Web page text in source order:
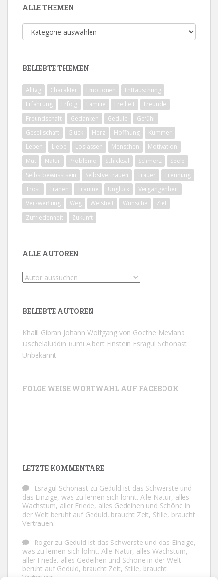
ALLE THEMEN
Alle
Themen
BELIEBTE THEMEN
Alltag Charakter Emotionen
Enttäuschung
Erfahrung
Erfolg Familie Freiheit
Freunde
Freundschaft
Gedanken Geduld
Gefühl
Gesellschaft
Glück Herz Hoffnung
Kummer
Leben
Liebe Loslassen Menschen
Motivation
Mut
Natur Probleme Schicksal Schmerz
Seele
Selbstbewusstsein
Selbstvertrauen Trauer
Trennung
Trost
Tränen Träume Unglück
Vergangenheit
Verzweiflung
Weg Weisheit Wünsche
Ziel
Zufriedenheit
Zukunft
ALLE AUTOREN
BELIEBTE AUTOREN
Khalil Gibran Johann Wolfgang von Goethe Mevlana
Dschelaluddin Rumi Albert Einstein Esragül Schönast
Unbekannt
FOLGE WEISE WORTWAHL AUF FACEBOOK
LETZTE KOMMENTARE
Esragül Schönast zu Geduld ist das Schwerste und
das Einzige, was zu lernen sich lohnt. Alle Natur, alles
Wachstum, aller Friede, alles Gedeihen und Schöne in
der Welt beruht auf Geduld, braucht Zeit, Stille, braucht
Vertrauen.
Roger zu Geduld ist das Schwerste und das Einzige,
was zu lernen sich lohnt. Alle Natur, alles Wachstum,
aller Friede, alles Gedeihen und Schöne in der Welt
beruht auf Geduld, braucht Zeit, Stille, braucht
Vertrauen.